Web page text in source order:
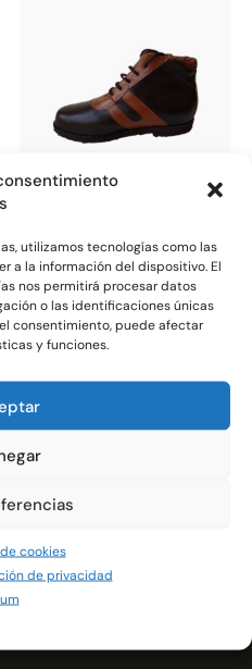
utilizamos tecnologías como las
a la información del dispositivo. El
nos permitirá procesar datos
o las identificaciones únicas
consentimiento, puede afectar
y funciones.
cookies
de privacidad
3027
ortopédico a medida.
y calidad de vida con